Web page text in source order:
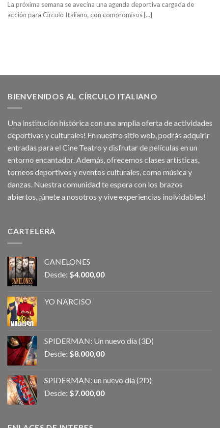
La próxima semana se avecina una agenda deportiva cargada de
acción para Círculo Italiano, con compromisos [...]
BIENVENIDOS AL CÍRCULO ITALIANO
Una institución histórica con una amplia oferta de actividades
deportivas y culturales! En nuestro sitio web, podrás adquirir
entradas para el Cine Teatro y disfrutar de películas en un
entorno encantador. Además, ofrecemos clases artísticas,
torneos deportivos y eventos culturales, como música y
danzas. Nuestra comunidad te espera con los brazos
abiertos, ¡únete a nosotros y vive experiencias inolvidables!
CARTELERA
CANELONES
Desde: $4.000,00
YO NARCISO
SPIDERMAN: Un nuevo día (3D)
Desde: $8.000,00
SPIDERMAN: un nuevo día (2D)
Desde: $7.000,00